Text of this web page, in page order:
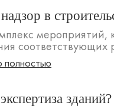
в
соответствующих
полностью
зданий?